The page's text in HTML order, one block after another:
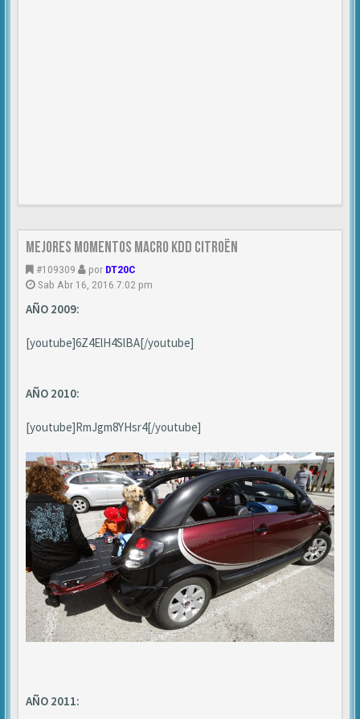
Mejores Momentos Macro KDD Citroën
#109309 por DT20C
Sab Abr 16, 2016 7:02 pm
AÑO 2009:
[youtube]6Z4ElH4SlBA[/youtube]
AÑO 2010:
[youtube]RmJgm8YHsr4[/youtube]
AÑO 2011: